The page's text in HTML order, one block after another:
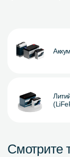
Смотрите